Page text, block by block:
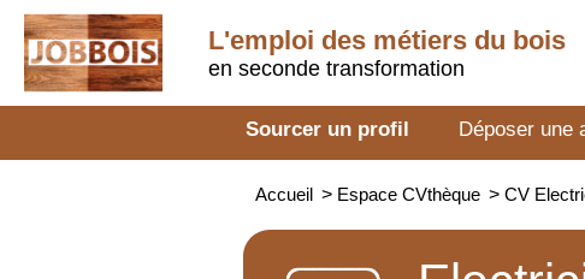
L'emploi des métiers du bois
en seconde transformation
Sourcer un profil Déposer une
Accueil > Espace CVthèque > CV